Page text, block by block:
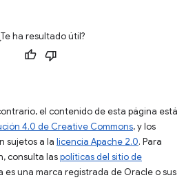
ha resultado útil?
el contenido de esta página está
4.0 de Creative Commons, y los
sujetos a la licencia Apache 2.0. Para
consulta laspolíticas del sitio de
es una marca registrada de Oracle o sus